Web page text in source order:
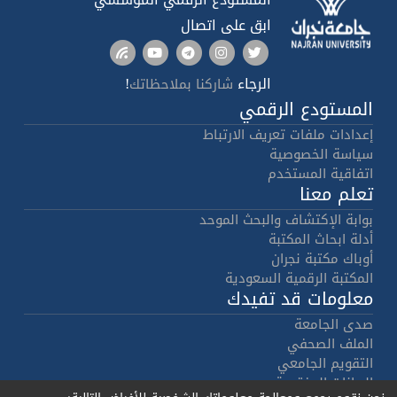
ابق على اتصال
الرجاء شاركنا بملاحظاتك!
المستودع الرقمي
إعدادات ملفات تعريف الارتباط
سياسة الخصوصية
اتفاقية المستخدم
تعلم معنا
بوابة الإكتشاف والبحث الموحد
أدلة ابحاث المكتبة
أوباك مكتبة نجران
المكتبة الرقمية السعودية
معلومات قد تفيدك
صدى الجامعة
الملف الصحفي
التقويم الجامعي
البيانات المفتوحة